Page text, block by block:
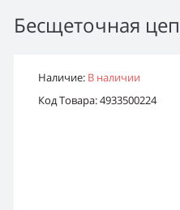
Бесщеточная
Наличие: В наличии
Код Товара: 4933500224